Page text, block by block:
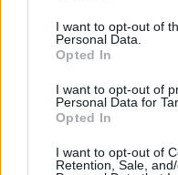
I want to opt-out of
Personal Data.
Opted In
I want to opt-out of
Personal Data for
Opted In
I want to opt-out of
Retention, Sale,